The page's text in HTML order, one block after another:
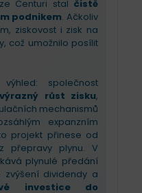
Centuri stal čistě
podnikem. Ačkoliv
ziskovost i zisk na
což umožnilo posílit
společnost
výrazný růst zisku,
mechanismů
expanzním
projekt přinese od
přepravy plynu. V
plynulé předání
zvýšení dividendy a
investice do